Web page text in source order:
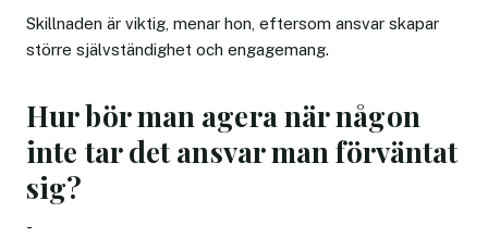
Skillnaden är viktig, menar hon, eftersom ansvar skapar
större självständighet och engagemang.
Hur bör man agera när någon
inte tar det ansvar man förväntat
sig?
-